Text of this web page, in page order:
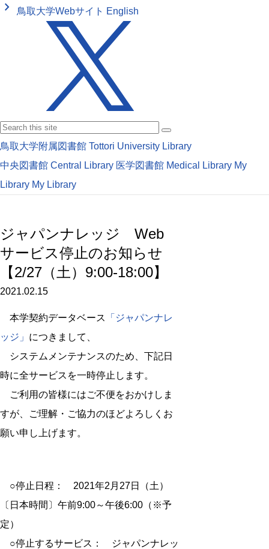
keyboard_arrow_right 鳥取大学Webサイト English
鳥取大学附属図書館 Tottori University Library
中央図書館 Central Library 医学図書館 Medical Library My
Library My Library
ジャパンナレッジ Web
サービス停止のお知らせ
【2/27（土）9:00-18:00】
2021.02.15
本学契約データベース
「ジャパンナレ
ッジ」 につきまして、
システムメンテナンスのため、下記日
時に全サービスを一時停止します。
ご利用の皆様にはご不便をおかけしま
すが、ご理解・ご協力のほどよろしくお
願い申し上げます。
○停止日程： 2021年2月27日（土）
〔日本時間〕午前9:00～午後6:00（※予
定）
○停止するサービス： ジャパンナレッ